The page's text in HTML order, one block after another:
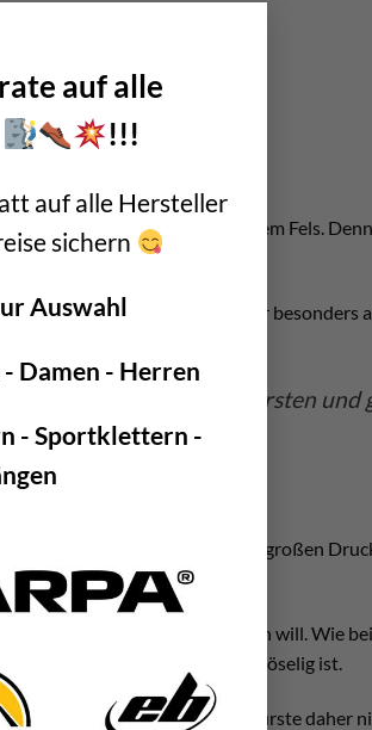
auf alle
!!!
auf alle Hersteller
sichern
Auswahl
Damen - Herren
- Sportklettern -
Umgang mit dem Fels.
Fels anrichten. Achtet daher besonders
Intensität wählen.
weicher die Drahtbürsten und
kann man zum einen großen
damit abdecken.
man eine große Fläche putzen will. Wie
wenn der Fels einfach etwas bröselig ist.
Wartungist diese Bürste daher